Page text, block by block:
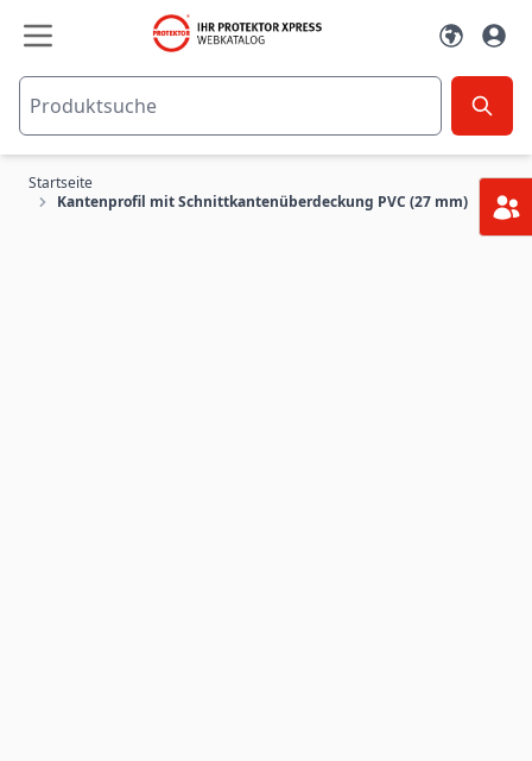
Zum Inhalt springen
Startseite
Kantenprofil mit Schnittkantenüberdeckung PVC (27 mm)